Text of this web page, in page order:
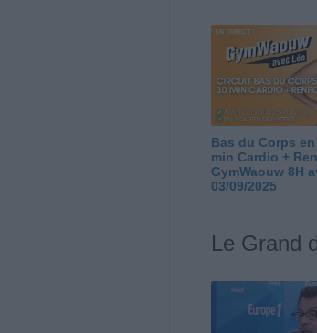
Bas du Corps
min Cardio +
GymWaouw 8H
03/09/2025
Le Grand